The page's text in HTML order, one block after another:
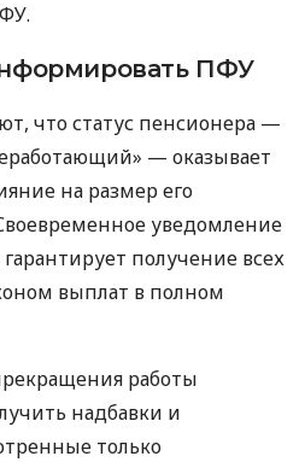
ПФУ
что статус пенсионера —
— оказывает
на размер его
уведомление
получение всех
выплат в полном
работы
надбавки и
только